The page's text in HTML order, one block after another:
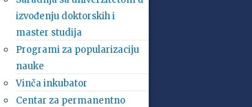
izvođenju doktorskih i
master studija
Programi za popularizaciju
nauke
Vinča inkubator
Centar za permanentno